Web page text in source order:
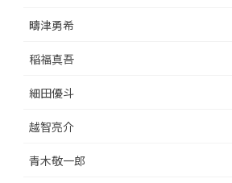
疇津勇希
稲福真吾
細田優斗
越智亮介
青木敬一郎